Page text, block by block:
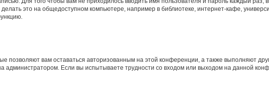
это на общедоступном компьютере, например в библиотеке, интернет-кафе,
позволяют вам оставаться авторизованным на этой конференции, а также выполняют
администратором. Если вы испытываете трудности со входом или выходом на данной